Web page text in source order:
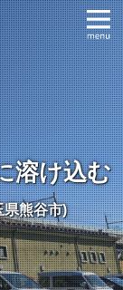
溶け込む
県熊谷市)